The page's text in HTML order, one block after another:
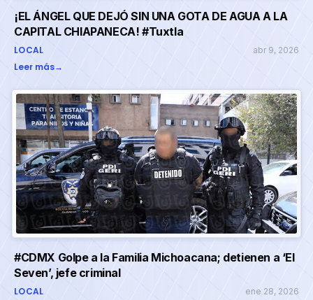
¡EL ÁNGEL QUE DEJÓ SIN UNA GOTA DE AGUA A LA
CAPITAL CHIAPANECA! #Tuxtla
LOCAL abr 9, 2026
Leer más→
#CDMX Golpe a la Familia Michoacana; detienen a ‘El
Seven’, jefe criminal
LOCAL ene 28, 2026